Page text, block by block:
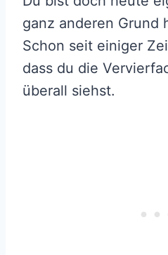
ganz anderen Grund
Schon seit einiger
dass du die
überall siehst.